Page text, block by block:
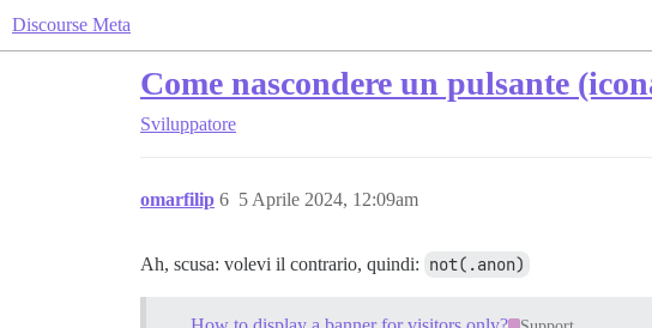
Discourse Meta
Come nascondere un pulsante
Sviluppatore
omarfilip 5 Aprile 2024, 12:09am
6
Ah, scusa: volevi il contrario, quindi: not(.anon)